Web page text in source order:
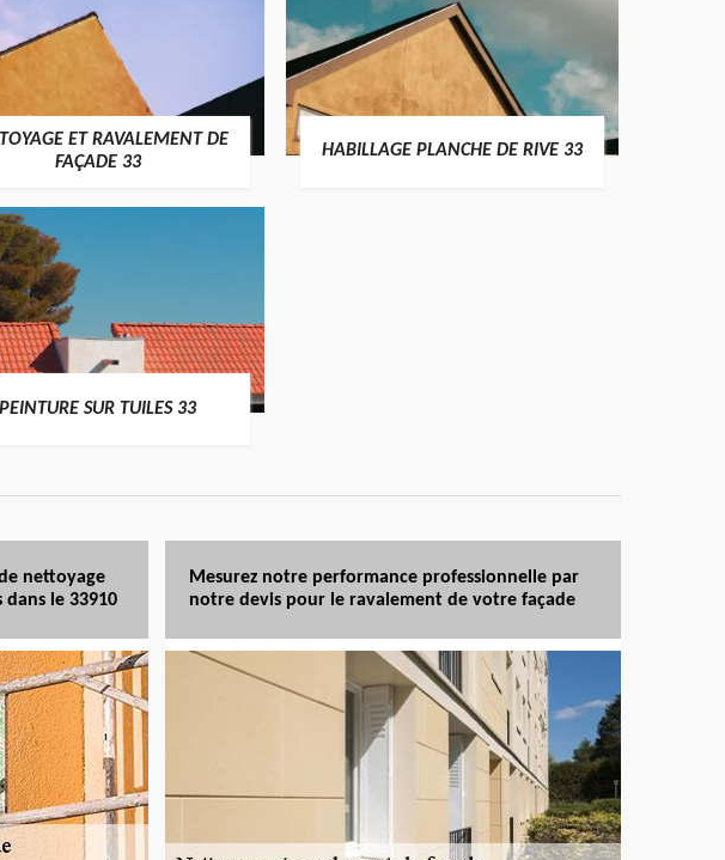
ET RAVALEMENT DE
FAÇADE 33
HABILLAGE PLANCHE DE RIVE 33
PEINTURE SUR TUILES 33
nettoyage
le 33910
Mesurez notre performance professionnelle par
notre devis pour le ravalement de votre façade